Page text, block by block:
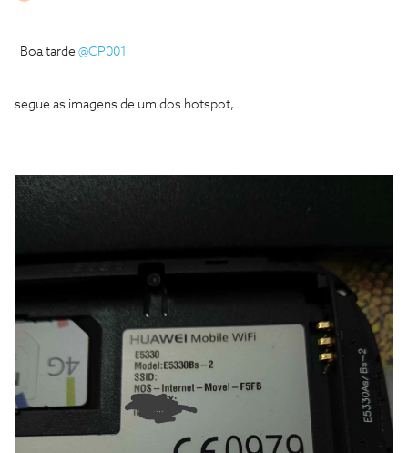
Boa tarde @CP001
segue as imagens de um dos hotspot,